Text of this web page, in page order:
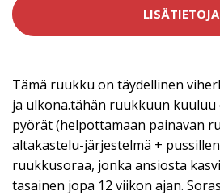
LISÄTIETOJA
Tämä ruukku on täydellinen
ja ulkona.tähän ruukkuun
pyörät (helpottamaan painavan
altakastelu-järjestelmä +
ruukkusoraa, jonka ansiosta
tasainen jopa 12 viikon ajan.